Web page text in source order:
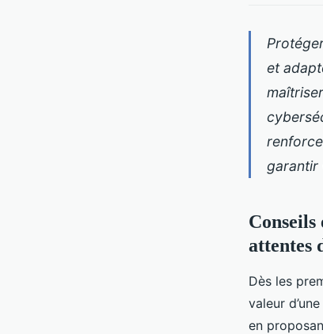
et
garantir
attentes
Dès les
valeur
en